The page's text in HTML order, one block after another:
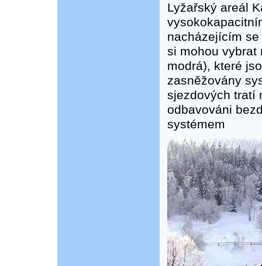
Lyžařský areál
nacházejícím
si mohou vybrat
modrá), které
zasněžovány
sjezdových tratí
odbavováni
systémem